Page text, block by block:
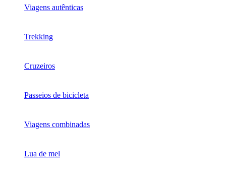
Viagens autênticas
Trekking
Cruzeiros
Passeios de bicicleta
Viagens combinadas
Lua de mel